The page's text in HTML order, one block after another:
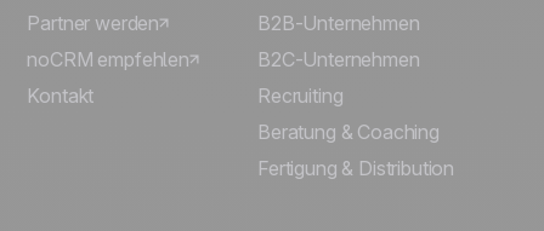
Partner werden
noCRM empfehlen
Kontakt
B2B-Unternehmen
B2C-Unternehmen
Recruiting
Beratung & Coaching
Fertigung & Distribution